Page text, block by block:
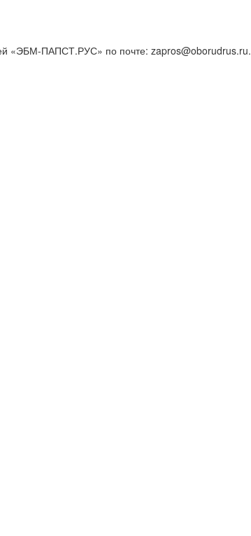
«ЭБМ-ПАПСТ.РУС» по почте: zapros@oborudrus.ru.